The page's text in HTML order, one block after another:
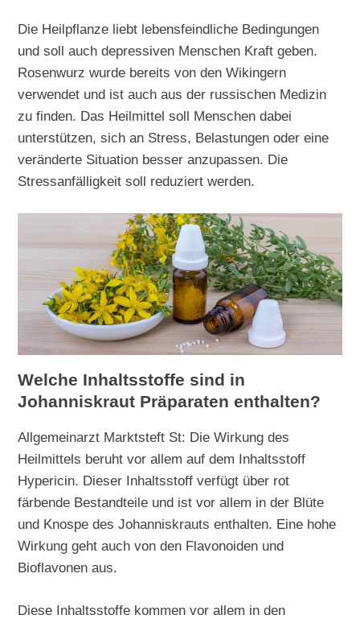
Die Heilpflanze liebt lebensfeindliche Bedingungen
und soll auch depressiven Menschen Kraft geben.
Rosenwurz wurde bereits von den Wikingern
verwendet und ist auch aus der russischen Medizin
zu finden. Das Heilmittel soll Menschen dabei
unterstützen, sich an Stress, Belastungen oder eine
veränderte Situation besser anzupassen. Die
Stressanfälligkeit soll reduziert werden.
Welche Inhaltsstoffe sind in
Johanniskraut Präparaten enthalten?
Allgemeinarzt Marktsteft St: Die Wirkung des
Heilmittels beruht vor allem auf dem Inhaltsstoff
Hypericin. Dieser Inhaltsstoff verfügt über rot
färbende Bestandteile und ist vor allem in der Blüte
und Knospe des Johanniskrauts enthalten. Eine hohe
Wirkung geht auch von den Flavonoiden und
Bioflavonen aus.
Diese Inhaltsstoffe kommen vor allem in den